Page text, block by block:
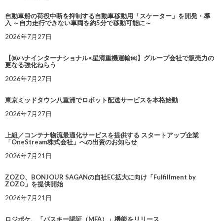
自動車船の荷役中断を抑制する自動車移動用「スケーター」を開発・導
入 ～自力走行できない車両を約5分で移動可能に～
2026年7月27日
【㈱ハナインターナショナル×星清重機運輸㈱】グループ会社で販売力の
更なる強化ねらう
2026年7月27日
東京ミッドタウン八重洲でロボット配送サービスを本格始動
2026年7月27日
上組／コンテナ物流最適化サービスを提供する スタートアップ企業
「OneStream株式会社」への出資のお知らせ
2026年7月21日
ZOZO、BONJOUR SAGANの自社EC拡大に向け「Fulfillment by
ZOZO」を提供開始
2026年7月21日
ロジポケ、「パスキー認証（MFA）」機能をリリース